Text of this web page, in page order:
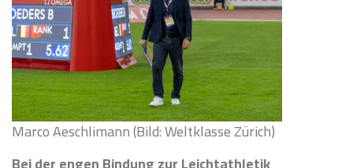
Marco Aeschlimann (Bild: Weltklasse Zürich)